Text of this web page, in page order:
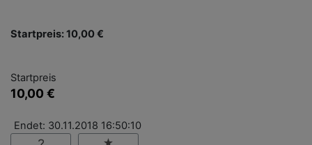
Startpreis: 10,00 €
Startpreis
10,00 €
Endet: 30.11.2018 16:50:10